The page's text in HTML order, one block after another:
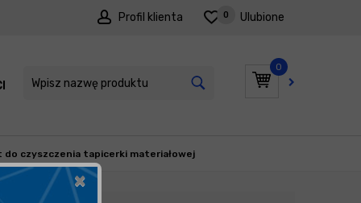
Profil klienta Ulubione
0
0
PROMOCJE
do czyszczenia tapicerki materiałowej
×